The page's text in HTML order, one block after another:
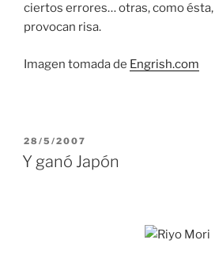
ciertos errores… otras, como
provocan risa.
Imagen tomada de Engrish.com
POSTED
ON
28/5/2007
Y ganó Japón